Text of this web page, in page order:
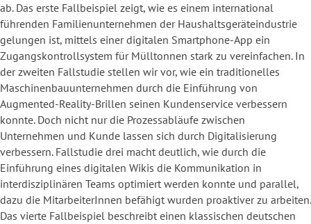
ab. Das erste Fallbeispiel zeigt, wie es einem international
führenden Familienunternehmen der Haushaltsgeräteindustrie
gelungen ist, mittels einer digitalen Smartphone-App ein
Zugangskontrollsystem für Mülltonnen stark zu vereinfachen. In
der zweiten Fallstudie stellen wir vor, wie ein traditionelles
Maschinenbauunternehmen durch die Einführung von
Augmented-Reality-Brillen seinen Kundenservice verbessern
konnte. Doch nicht nur die Prozessabläufe zwischen
Unternehmen und Kunde lassen sich durch Digitalisierung
verbessern. Fallstudie drei macht deutlich, wie durch die
Einführung eines digitalen Wikis die Kommunikation in
interdisziplinären Teams optimiert werden konnte und parallel,
dazu die MitarbeiterInnen befähigt wurden proaktiver zu arbeiten.
Das vierte Fallbeispiel beschreibt einen klassischen deutschen